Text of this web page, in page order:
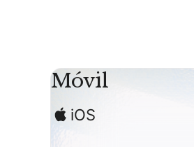
Móvil
iOS